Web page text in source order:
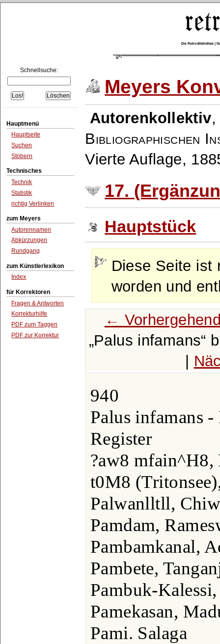
Die Retro-Bibliothek |
Schnellsuche:
Hauptmenü
Hauptseite
Suchen
Stöbern
Technisches
Technik
Statistik
richtig Verlinken
zum Meyers
Autorennamen
Abkürzungen
Rundgang
zum Künstlerlexikon
Index
für Korrektoren
Fragen & Antworten
Korrekturhilfe
PDF zum Taggen
PDF zur Korrektur
Meyers
Autorenkollektiv
Bibliographischen
Vierte Auflage,
17.
Hauptstück
Diese Seite ist
worden und
←
Palus infamans
940
Palus infamans
Register
?aw8 mfain^H8,
t0M8
Palwanlltll,
Pamdam,
Pambamkanal,
Pambete,
Pambuk-
Pamekasan,
Pami. Salaga